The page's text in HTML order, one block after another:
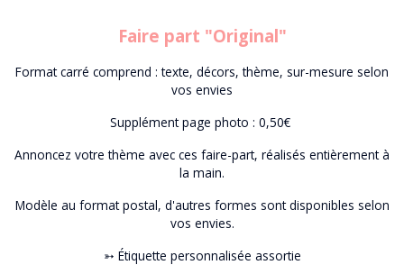
Faire part "Original"
Format carré comprend : texte, décors, thème, sur-mesure selon
vos envies
Supplément page photo : 0,50€
Annoncez votre thème avec ces faire-part, réalisés entièrement à
la main.
Modèle au format postal, d'autres formes sont disponibles selon
vos envies.
➳ Étiquette personnalisée assortie